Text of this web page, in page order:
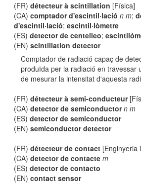
(FR)détecteur à scintillation [Física]
(CA)comptador d'escintil·lació n m;
d'escintil·lació;escintil·lòmetre
(ES)detector de centelleo;
(EN)scintillation detector
Comptador de radiació capaç de
produïda per la radiació en travessar
de mesurar la intensitat d'aquesta
(FR)détecteur à semi-conducteur
(CA)detector de semiconductor n m
(ES)detector de semiconductor
(EN)semiconductor detector
(FR)détecteur de contact [Enginyeria
(CA)detector de contacte m
(ES)detector de contacto
(EN)contact sensor